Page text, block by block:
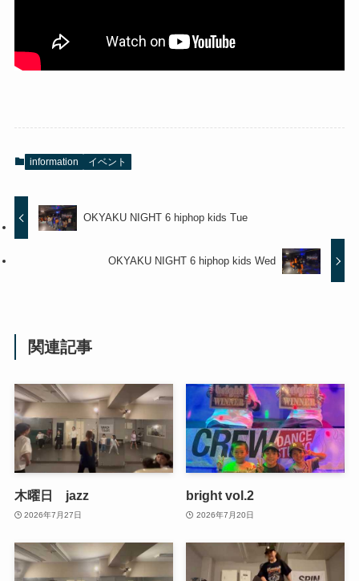
information イベント
OKYAKU NIGHT 6 hiphop kids Tue
OKYAKU NIGHT 6 hiphop kids Wed
関連記事
木曜日 jazz
2026年7月27日
bright vol.2
2026年7月20日